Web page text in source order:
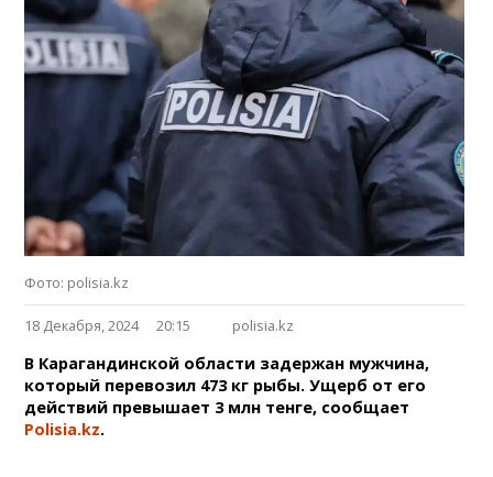
Фото: polisia.kz
18 Декабря, 2024 20:15 polisia.kz
В Карагандинской области задержан мужчина,
который перевозил 473 кг рыбы. Ущерб от его
действий превышает 3 млн тенге, сообщает
Polisia.kz.